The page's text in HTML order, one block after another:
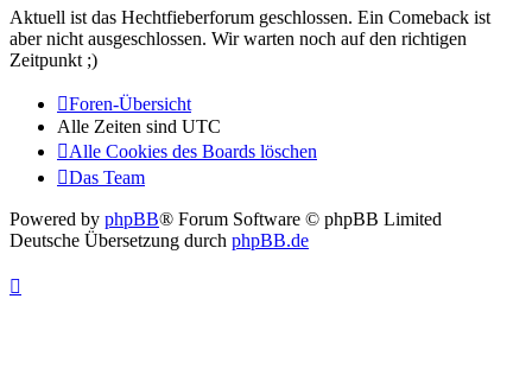
Aktuell ist das Hechtfieberforum geschlossen. Ein Comeback ist
aber nicht ausgeschlossen. Wir warten noch auf den richtigen
Zeitpunkt ;)
Foren-Übersicht
Alle Zeiten sind UTC
Alle Cookies des Boards löschen
Das Team
Powered by phpBB® Forum Software © phpBB Limited
Deutsche Übersetzung durch phpBB.de